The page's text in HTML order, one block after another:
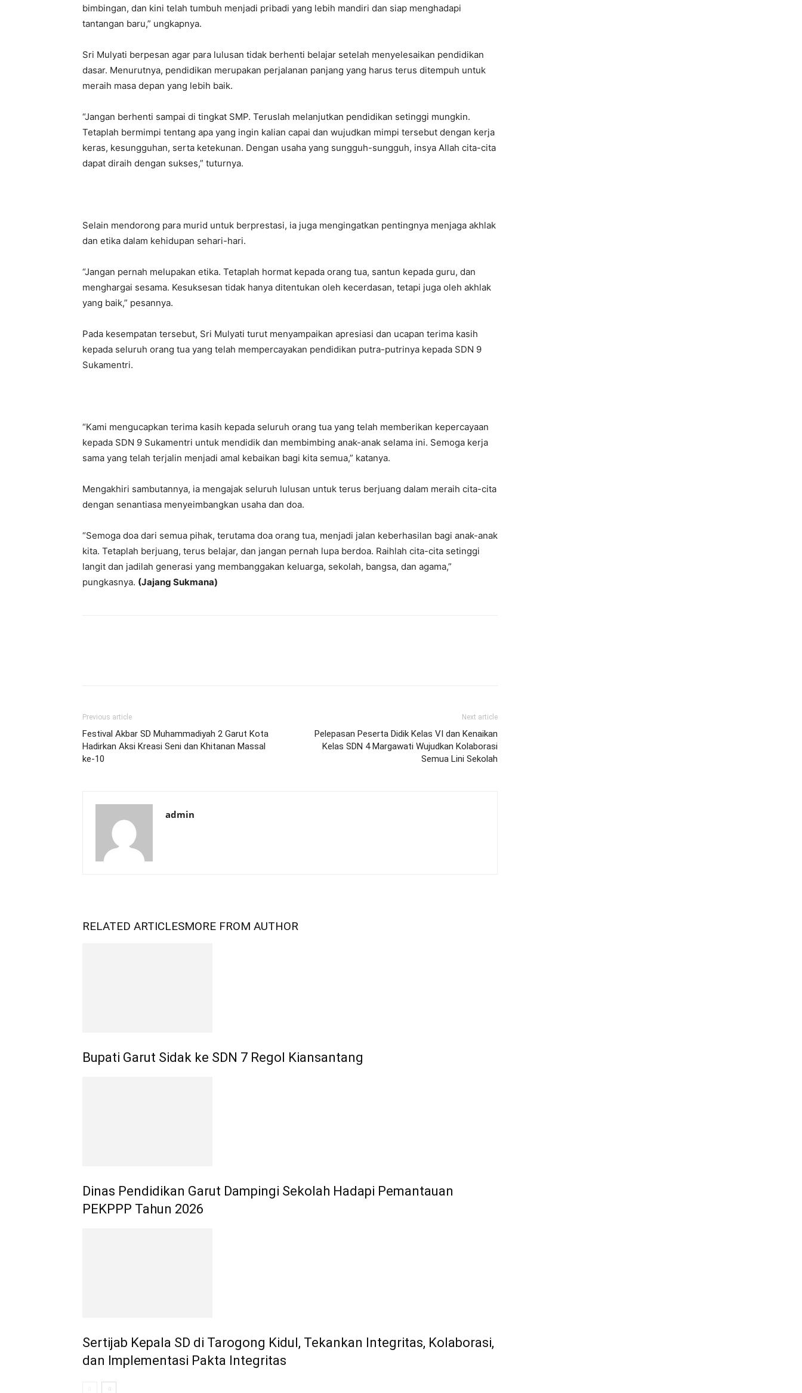
bimbingan, dan kini telah tumbuh menjadi pribadi yang lebih mandiri dan siap menghadapi
tantangan baru,” ungkapnya.
Sri Mulyati berpesan agar para lulusan tidak berhenti belajar setelah menyelesaikan pendidikan
dasar. Menurutnya, pendidikan merupakan perjalanan panjang yang harus terus ditempuh untuk
meraih masa depan yang lebih baik.
“Jangan berhenti sampai di tingkat SMP. Teruslah melanjutkan pendidikan setinggi mungkin.
Tetaplah bermimpi tentang apa yang ingin kalian capai dan wujudkan mimpi tersebut dengan kerja
keras, kesungguhan, serta ketekunan. Dengan usaha yang sungguh-sungguh, insya Allah cita-cita
dapat diraih dengan sukses,” tuturnya.
Selain mendorong para murid untuk berprestasi, ia juga mengingatkan pentingnya menjaga akhlak
dan etika dalam kehidupan sehari-hari.
“Jangan pernah melupakan etika. Tetaplah hormat kepada orang tua, santun kepada guru, dan
menghargai sesama. Kesuksesan tidak hanya ditentukan oleh kecerdasan, tetapi juga oleh akhlak
yang baik,” pesannya.
Pada kesempatan tersebut, Sri Mulyati turut menyampaikan apresiasi dan ucapan terima kasih
kepada seluruh orang tua yang telah mempercayakan pendidikan putra-putrinya kepada SDN 9
Sukamentri.
“Kami mengucapkan terima kasih kepada seluruh orang tua yang telah memberikan kepercayaan
kepada SDN 9 Sukamentri untuk mendidik dan membimbing anak-anak selama ini. Semoga kerja
sama yang telah terjalin menjadi amal kebaikan bagi kita semua,” katanya.
Mengakhiri sambutannya, ia mengajak seluruh lulusan untuk terus berjuang dalam meraih cita-cita
dengan senantiasa menyeimbangkan usaha dan doa.
“Semoga doa dari semua pihak, terutama doa orang tua, menjadi jalan keberhasilan bagi anak-anak
kita. Tetaplah berjuang, terus belajar, dan jangan pernah lupa berdoa. Raihlah cita-cita setinggi
langit dan jadilah generasi yang membanggakan keluarga, sekolah, bangsa, dan agama,”
pungkasnya. (Jajang Sukmana)
Previous article
Festival Akbar SD Muhammadiyah 2 Garut Kota
Hadirkan Aksi Kreasi Seni dan Khitanan Massal
ke-10
Next article
Pelepasan Peserta Didik Kelas VI dan Kenaikan
Kelas SDN 4 Margawati Wujudkan Kolaborasi
Semua Lini Sekolah
admin
RELATED ARTICLESMORE FROM AUTHOR
Bupati Garut Sidak ke SDN 7 Regol Kiansantang
Dinas Pendidikan Garut Dampingi Sekolah Hadapi Pemantauan
PEKPPP Tahun 2026
Sertijab Kepala SD di Tarogong Kidul, Tekankan Integritas, Kolaborasi,
dan Implementasi Pakta Integritas